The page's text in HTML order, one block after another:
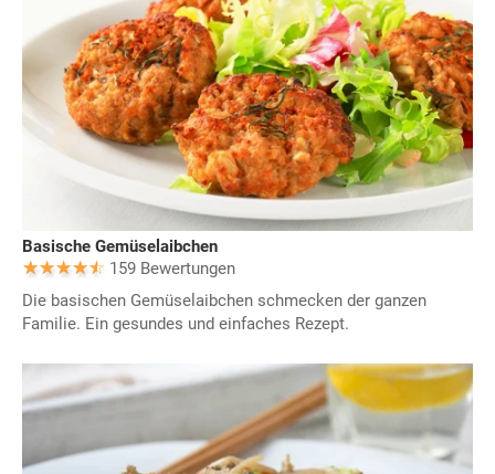
Basische Gemüselaibchen
159 Bewertungen
Die basischen Gemüselaibchen schmecken der ganzen
Familie. Ein gesundes und einfaches Rezept.